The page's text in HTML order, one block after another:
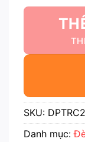
SKU:
Danh mục: